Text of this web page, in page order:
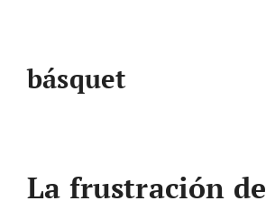
básquet
La frustración de